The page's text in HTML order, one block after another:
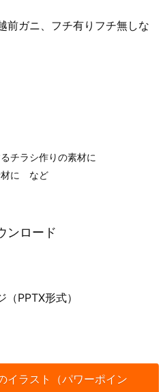
前ガニ、フチ有りフチ無しな
チラシ作りの素材に
材に など
ンロード
PPTX形式）
イラスト（パワーポイン